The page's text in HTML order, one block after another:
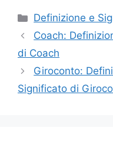
Categorie
Definizione e
Coach:
di Coach
Giroconto:
Significato di